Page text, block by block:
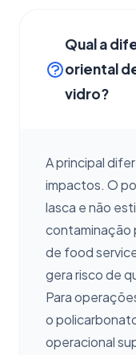
Qual a
oriental
vidro?
A principal
impactos. O
lasca e não
contaminação
de food
gera risco de
Para
o
operacional